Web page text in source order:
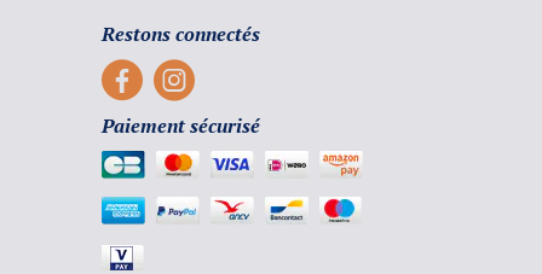
Restons connectés
Paiement sécurisé